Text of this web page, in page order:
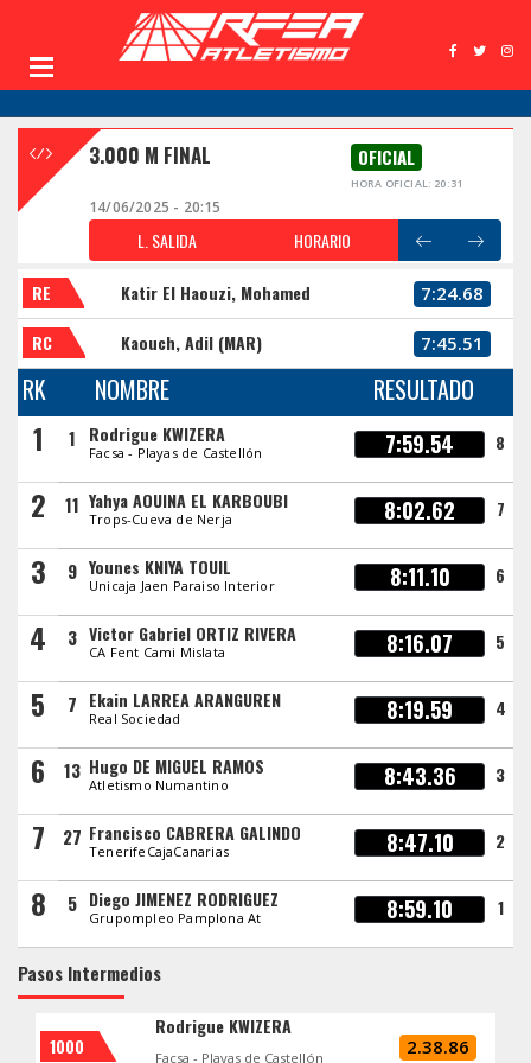
3.000 M FINAL OFICIAL
HORA OFICIAL: 20:31
14/06/2025 - 20:15
L. SALIDA HORARIO
RE Katir El Haouzi, Mohamed 7:24.68
RC Kaouch, Adil (MAR) 7:45.51
RK NOMBRE RESULTADO
1 1 Rodrigue KWIZERA
Facsa - Playas de Castellón 7:59.54 8
2 11 Yahya AOUINA EL KARBOUBI
Trops-Cueva de Nerja 8:02.62 7
3 9 Younes KNIYA TOUIL
Unicaja Jaen Paraiso Interior 8:11.10 6
4 3 Victor Gabriel ORTIZ RIVERA
CA Fent Cami Mislata 8:16.07 5
5 7 Ekain LARREA ARANGUREN
Real Sociedad 8:19.59 4
6 13 Hugo DE MIGUEL RAMOS
Atletismo Numantino 8:43.36 3
7 27 Francisco CABRERA GALINDO
TenerifeCajaCanarias 8:47.10 2
8 5 Diego JIMENEZ RODRIGUEZ
Grupompleo Pamplona At 8:59.10 1
Pasos Intermedios
1000
Rodrigue KWIZERA
Facsa - Playas de Castellón 2.38.86